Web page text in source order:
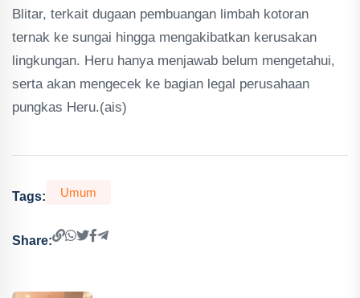
Blitar, terkait dugaan pembuangan limbah kotoran
ternak ke sungai hingga mengakibatkan kerusakan
lingkungan. Heru hanya menjawab belum mengetahui,
serta akan mengecek ke bagian legal perusahaan
pungkas Heru.(ais)
Tags: Umum
Share: